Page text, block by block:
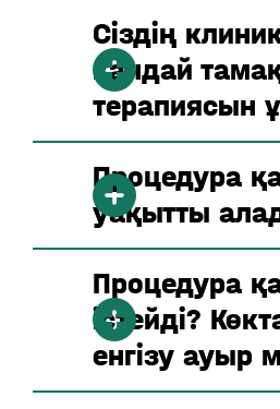
Сіздің
қандай
терапиясын
Процедура
уақытты
Процедура
істейді?
енгізу ауыр